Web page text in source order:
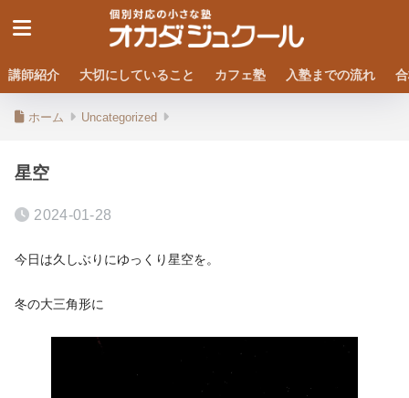
講師紹介 大切にしていること カフェ塾 入塾までの流れ
ホーム Uncategorized
星空
2024-01-28
今日は久しぶりにゆっくり星空を。
冬の大三角形に